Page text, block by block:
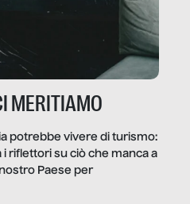
MERITIAMO
potrebbe vivere di turismo:
riflettori su ciò che manca a
Paese per